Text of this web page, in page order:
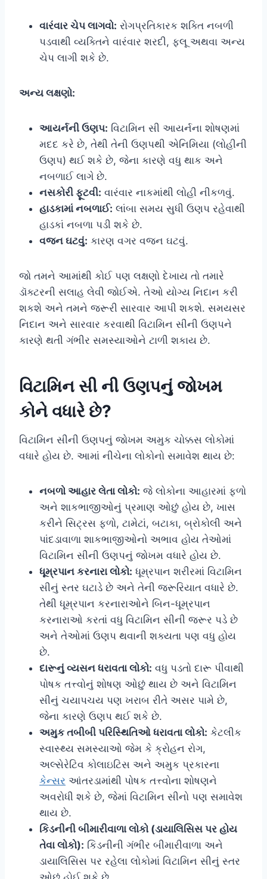
વારંવાર ચેપ લાગવો: રોગપ્રતિકારક શક્તિ નબળી
પડવાથી વ્યક્તિને વારંવાર શરદી, ફ્લૂ અથવા અન્ય
ચેપ લાગી શકે છે.
અન્ય લક્ષણો:
આયર્નની ઉણપ: વિટામિન સી આયર્નના શોષણમાં
મદદ કરે છે, તેથી તેની ઉણપથી એનિમિયા (લોહીની
ઉણપ) થઈ શકે છે, જેના કારણે વધુ થાક અને
નબળાઈ લાગે છે.
નસકોરી ફૂટવી: વારંવાર નાકમાંથી લોહી નીકળવું.
હાડકામાં નબળાઈ: લાંબા સમય સુધી ઉણપ રહેવાથી
હાડકાં નબળા પડી શકે છે.
વજન ઘટવું: કારણ વગર વજન ઘટવું.
જો તમને આમાંથી કોઈ પણ લક્ષણો દેખાય તો તમારે
ડૉક્ટરની સલાહ લેવી જોઈએ. તેઓ યોગ્ય નિદાન કરી
શકશે અને તમને જરૂરી સારવાર આપી શકશે. સમયસર
નિદાન અને સારવાર કરવાથી વિટામિન સીની ઉણપને
કારણે થતી ગંભીર સમસ્યાઓને ટાળી શકાય છે.
વિટામિન સી ની ઉણપનું જોખમ
કોને વધારે છે?
વિટામિન સીની ઉણપનું જોખમ અમુક ચોક્કસ લોકોમાં
વધારે હોય છે. આમાં નીચેના લોકોનો સમાવેશ થાય છે:
નબળો આહાર લેતા લોકો: જે લોકોના આહારમાં ફળો
અને શાકભાજીઓનું પ્રમાણ ઓછું હોય છે, ખાસ
કરીને સિટ્રસ ફળો, ટામેટાં, બટાકા, બ્રોકોલી અને
પાંદડાવાળા શાકભાજીઓનો અભાવ હોય તેઓમાં
વિટામિન સીની ઉણપનું જોખમ વધારે હોય છે.
ધૂમ્રપાન કરનારા લોકો: ધૂમ્રપાન શરીરમાં વિટામિન
સીનું સ્તર ઘટાડે છે અને તેની જરૂરિયાત વધારે છે.
તેથી ધૂમ્રપાન કરનારાઓને બિન-ધૂમ્રપાન
કરનારાઓ કરતાં વધુ વિટામિન સીની જરૂર પડે છે
અને તેઓમાં ઉણપ થવાની શક્યતા પણ વધુ હોય
છે.
દારૂનું વ્યસન ધરાવતા લોકો: વધુ પડતો દારૂ પીવાથી
પોષક તત્ત્વોનું શોષણ ઓછું થાય છે અને વિટામિન
સીનું ચયાપચય પણ ખરાબ રીતે અસર પામે છે,
જેના કારણે ઉણપ થઈ શકે છે.
અમુક તબીબી પરિસ્થિતિઓ ધરાવતા લોકો: કેટલીક
સ્વાસ્થ્ય સમસ્યાઓ જેમ કે ક્રોહન રોગ,
અલ્સેરેટિવ કોલાઇટિસ અને અમુક પ્રકારના
કેન્સર આંતરડામાંથી પોષક તત્ત્વોના શોષણને
અવરોધી શકે છે, જેમાં વિટામિન સીનો પણ સમાવેશ
થાય છે.
કિડનીની બીમારીવાળા લોકો (ડાયાલિસિસ પર હોય
તેવા લોકો): કિડનીની ગંભીર બીમારીવાળા અને
ડાયાલિસિસ પર રહેલા લોકોમાં વિટામિન સીનું સ્તર